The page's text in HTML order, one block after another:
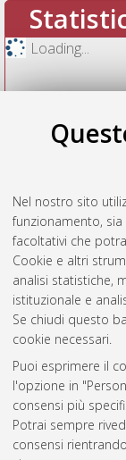
Nel nostro sito
funzionamento,
facoltativi che
Cookie e altri
analisi statistiche,
istituzionale e
Se chiudi questo
cookie necessari.
Puoi esprimere il
l'opzione in
consensi più
Potrai sempre
consensi
Loading...
Atom
Rss